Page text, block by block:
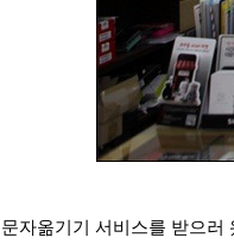
문자옮기기 서비스를 받으러